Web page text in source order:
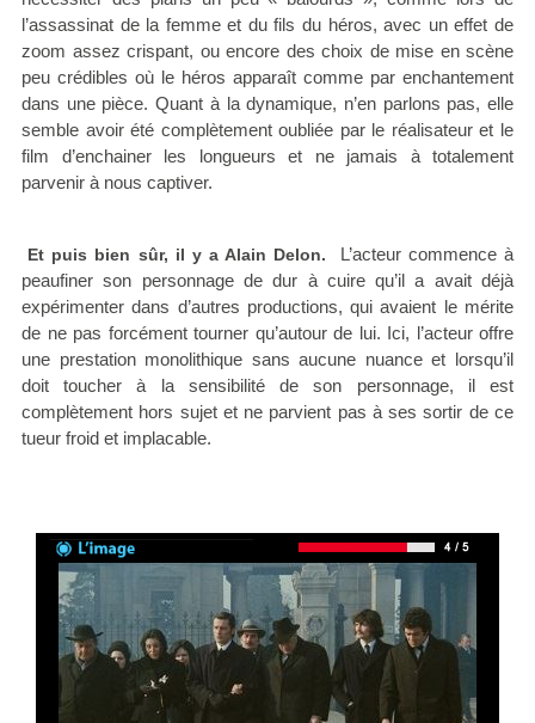
l’assassinat de la femme et du fils du héros, avec un effet de
zoom assez crispant, ou encore des choix de mise en scène
peu crédibles où le héros apparaît comme par enchantement
dans une pièce. Quant à la dynamique, n’en parlons pas, elle
semble avoir été complètement oubliée par le réalisateur et le
film d’enchainer les longueurs et ne jamais à totalement
parvenir à nous captiver.
Et puis bien sûr, il y a Alain Delon.
L’acteur commence à
peaufiner son personnage de dur à cuire qu’il a avait déjà
expérimenter dans d’autres productions, qui avaient le mérite
de ne pas forcément tourner qu’autour de lui. Ici, l’acteur offre
une prestation monolithique sans aucune nuance et lorsqu’il
doit toucher à la sensibilité de son personnage, il est
complètement hors sujet et ne parvient pas à ses sortir de ce
tueur froid et implacable.